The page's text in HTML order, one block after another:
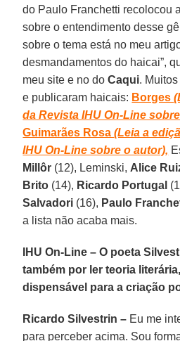
do Paulo Franchetti recolocou
sobre o entendimento desse
sobre o tema está no meu
desmandamentos do haicai”,
meu site e no doCaqui.
e publicaram haicais: Borges
da Revista IHU On-Line
Guimarães Rosa(Leia a
IHU On-Line sobre o autor),
Millôr (12), Leminski, Alice
Brito (14), Ricardo Portugal
Salvadori (16), Paulo
a lista não acaba mais.
IHU On-Line – O poeta
também por ler teoria
dispensável para a criação
Ricardo Silvestrin – Eu me
para perceber acima. Sou